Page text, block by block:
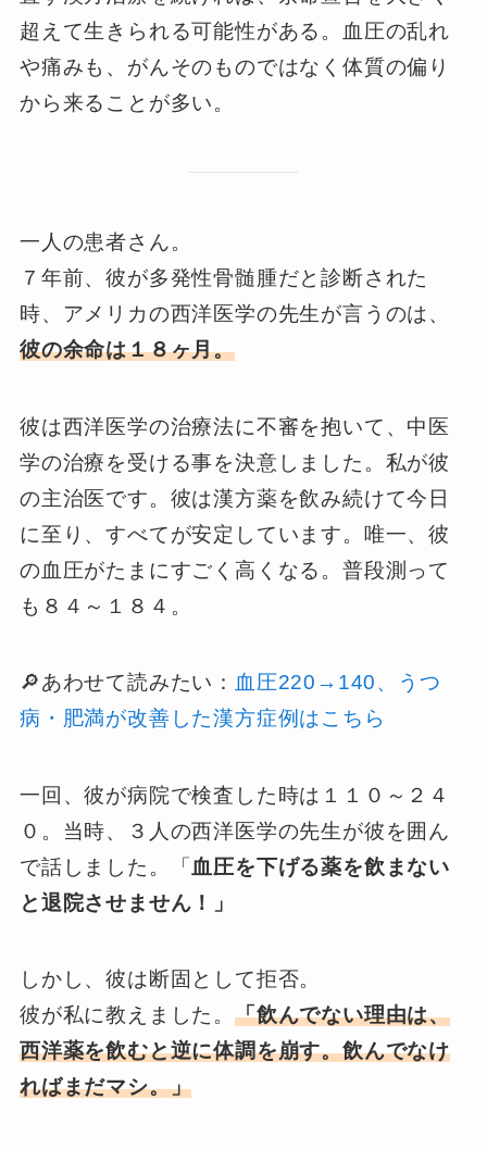
超えて生きられる可能性がある。血圧の乱れ
や痛みも、がんそのものではなく体質の偏り
から来ることが多い。
一人の患者さん。
７年前、彼が多発性骨髄腫だと診断された
時、アメリカの西洋医学の先生が言うのは、
彼の余命は１８ヶ月。
彼は西洋医学の治療法に不審を抱いて、中医
学の治療を受ける事を決意しました。私が彼
の主治医です。彼は漢方薬を飲み続けて今日
に至り、すべてが安定しています。唯一、彼
の血圧がたまにすごく高くなる。普段測って
も８４～１８４。
🔎あわせて読みたい： 血圧220→140、うつ
病・肥満が改善した漢方症例はこちら
一回、彼が病院で検査した時は１１０～２４
０。当時、３人の西洋医学の先生が彼を囲ん
で話しました。「 血圧を下げる薬を飲まない
と退院させません！」
しかし、彼は断固として拒否。
彼が私に教えました。 「飲んでない理由は、
西洋薬を飲むと逆に体調を崩す。飲んでなけ
ればまだマシ。」